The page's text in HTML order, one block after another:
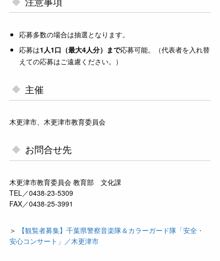
応募多数の場合は抽選となります。
応募は1人1口（最大4人分）まで応募可能。（代表者を入れ替
えての応募はご遠慮ください。）
主催
木更津市、木更津市教育委員会
お問合せ先
木更津市教育委員会 教育部 文化課
TEL／0438-23-5309
FAX／0438-25-3991
＞
【観覧者募集】千葉県警察音楽隊＆カラーガード隊「安全・
安心コンサート」／木更津市